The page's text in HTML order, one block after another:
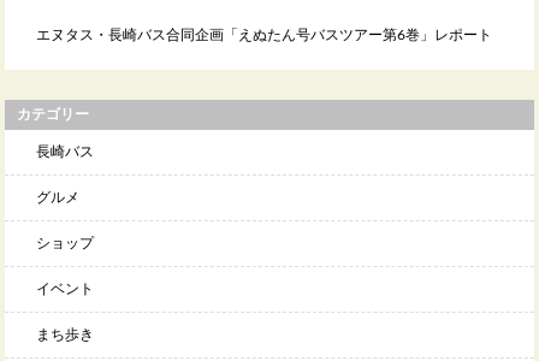
エヌタス・長崎バス合同企画「えぬたん号バスツアー第6巻」レポート
カテゴリー
長崎バス
グルメ
ショップ
イベント
まち歩き